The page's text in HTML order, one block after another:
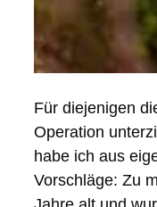
Für diejenigen
Operation
habe ich aus
Vorschläge: Zu